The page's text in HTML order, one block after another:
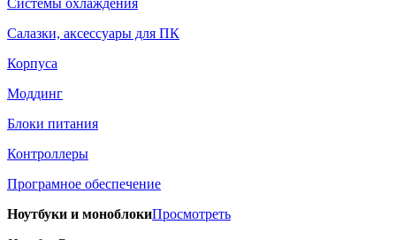
Системы охлаждения
Салазки, аксессуары для ПК
Корпуса
Моддинг
Блоки питания
Контроллеры
Програмное обеспечение
Ноутбуки и моноблокиПросмотреть